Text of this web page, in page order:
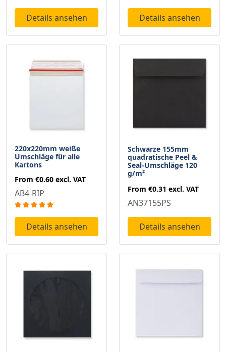
Details ansehen Details ansehen
220x220mm weiße
Umschläge für alle
Kartons
From €0.60 excl. VAT
AB4-RIP
Details ansehen
Schwarze 155mm
quadratische Peel &
Seal-Umschläge 120
g/m²
From €0.31 excl. VAT
AN37155PS
Details ansehen